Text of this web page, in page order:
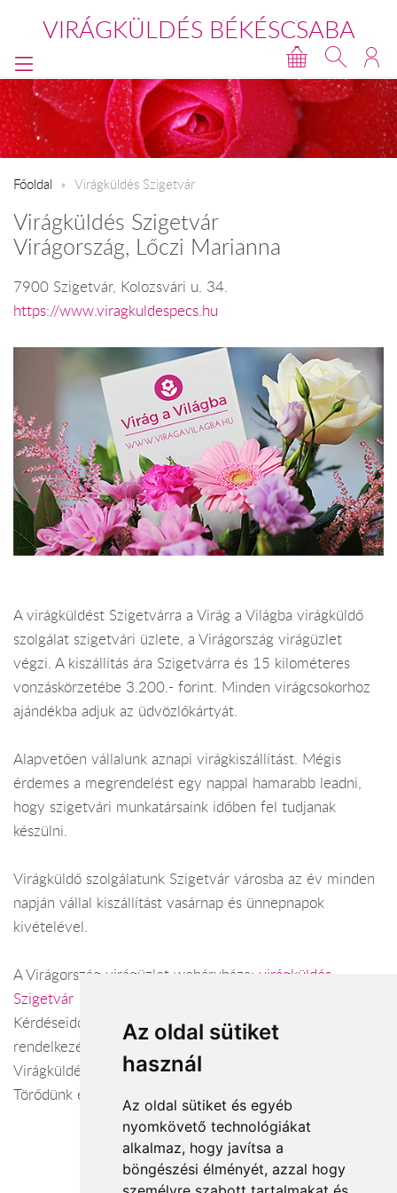
Az oldal sütiket
használ
Az oldal sütiket és egyéb
nyomkövető technológiákat
alkalmaz, hogy javítsa a
böngészési élményét, azzal hogy
VIRÁGKÜLDÉS BÉKÉSCSABA
Főoldal Virágküldés Szigetvár
Virágküldés Szigetvár
Virágország, Lőczi Marianna
7900 Szigetvár, Kolozsvári u. 34.
https://www.viragkuldespecs.hu
A virágküldést Szigetvárra a Virág a Világba virágküldő
szolgálat szigetvári üzlete, a Virágország virágüzlet
végzi. A kiszállítás ára Szigetvárra és 15 kilométeres
vonzáskörzetébe 3.200.- forint. Minden virágcsokorhoz
ajándékba adjuk az üdvözlőkártyát.
Alapvetően vállalunk aznapi virágkiszállítást. Mégis
érdemes a megrendelést egy nappal hamarabb leadni,
hogy szigetvári munkatársaink időben fel tudjanak
készülni.
Virágküldő szolgálatunk Szigetvár városba az év minden
napján vállal kiszállítást vasárnap és ünnepnapok
kivételével.
A Virágország virágüzlet webáruháza: virágküldés
Szigetvár
Kérdéseiddel kapcsolatban örömmel állunk
rendelkezésedre.
Virágküldés Szigetvár
Törődünk egymással
Elfogadott fizetési módok